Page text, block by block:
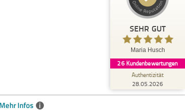
Mehr Infos i
SEHR GUT
Maria Husch
26 Kundenbewertungen
Authentizität
28.05.2026
Blick aufs ProvenExpert-Profil werfen
Claudi
verändert , durch deine Calls in den wir tief
eingetaucht sind in uns...